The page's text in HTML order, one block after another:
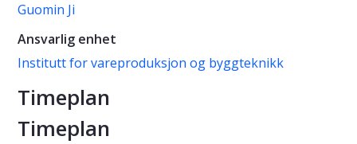
Guomin Ji
Ansvarlig enhet
Institutt for vareproduksjon og byggteknikk
Timeplan
Timeplan